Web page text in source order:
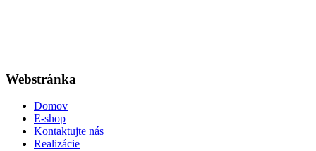
Webstránka
Domov
E-shop
Kontaktujte nás
Realizácie